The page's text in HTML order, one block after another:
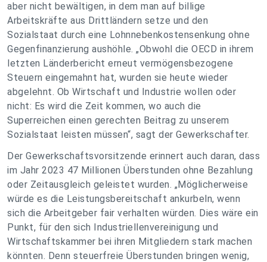
aber nicht bewältigen, in dem man auf billige
Arbeitskräfte aus Drittländern setze und den
Sozialstaat durch eine Lohnnebenkostensenkung ohne
Gegenfinanzierung aushöhle. „Obwohl die OECD in ihrem
letzten Länderbericht erneut vermögensbezogene
Steuern eingemahnt hat, wurden sie heute wieder
abgelehnt. Ob Wirtschaft und Industrie wollen oder
nicht: Es wird die Zeit kommen, wo auch die
Superreichen einen gerechten Beitrag zu unserem
Sozialstaat leisten müssen“, sagt der Gewerkschafter.
Der Gewerkschaftsvorsitzende erinnert auch daran, dass
im Jahr 2023 47 Millionen Überstunden ohne Bezahlung
oder Zeitausgleich geleistet wurden. „Möglicherweise
würde es die Leistungsbereitschaft ankurbeln, wenn
sich die Arbeitgeber fair verhalten würden. Dies wäre ein
Punkt, für den sich Industriellenvereinigung und
Wirtschaftskammer bei ihren Mitgliedern stark machen
könnten. Denn steuerfreie Überstunden bringen wenig,